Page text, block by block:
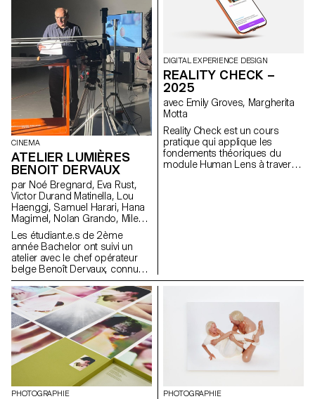
muséales, soit l’une des plus
fortes densités au monde.
CINEMA
ATELIER LUMIÈRES
BENOIT DERVAUX
par Noé Bregnard, Eva Rust,
Victor Durand Matinella, Lou
Haenggi, Samuel Harari, Hana
Magimel, Nolan Grando, Mileny
Viera de Andrade, Zélia Zanone
Les étudiant.e.s de 2ème
année Bachelor ont suivi un
atelier avec le chef opérateur
belge Benoît Dervaux, connu
pour son travail sur les films
des frères Dardenne. Il a
notamment signé l'image des
films suisses Laissez-moi de
Maxime Rappaz (2023) et À
bras-le-corps de Marie-Elsa
Sgualdo (2025).
DIGITAL EXPERIENCE DESIGN
REALITY CHECK –
2025
avec Emily Groves, Margherita
Motta
Reality Check est un cours
pratique qui applique les
fondements théoriques du
module Human Lens à travers
de recherche, ils et elles ont
défini et prototypé de nouvelles
orientations pour des services
existants, en plaçant
l’expérience porteuse de sens
PHOTOGRAPHIE PHOTOGRAPHIE